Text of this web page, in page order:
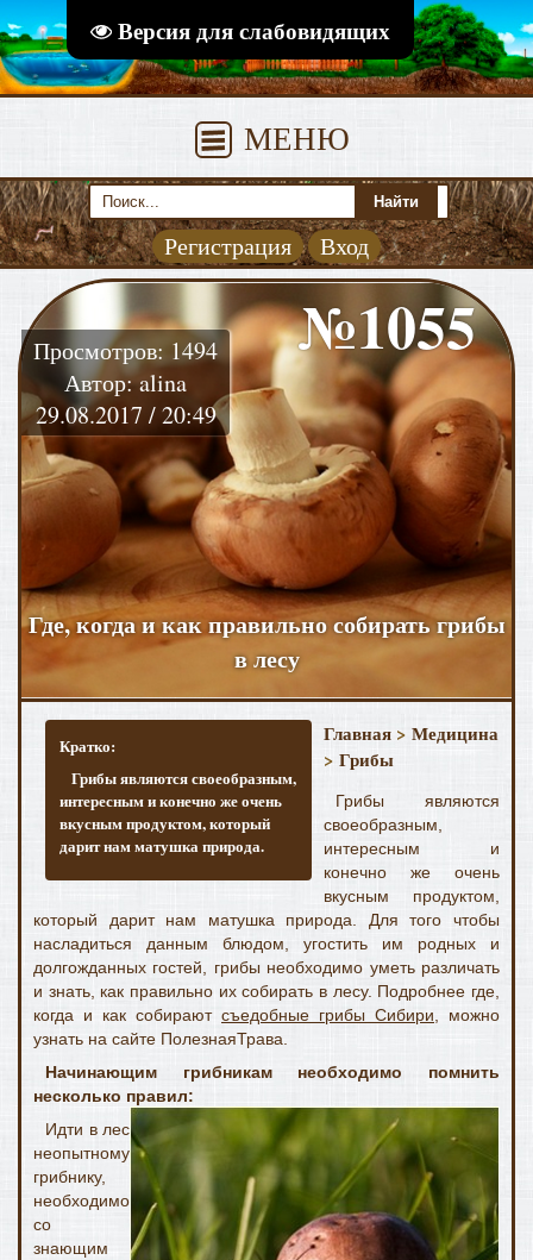
Версия для слабовидящих
МЕНЮ
Регистрация Вход
№1055
Просмотров: 1494
Автор: alina
29.08.2017 / 20:49
Где, когда и как правильно собирать грибы
в лесу
Кратко:
Грибы являются своеобразным,
интересным и конечно же очень
вкусным продуктом, который
дарит нам матушка природа.
Главная > Медицина
> Грибы
Грибы являются
своеобразным,
интересным и
конечно же очень
вкусным продуктом,
который дарит нам матушка природа. Для того чтобы
насладиться данным блюдом, угостить им родных и
долгожданных гостей, грибы необходимо уметь различать
и знать, как правильно их собирать в лесу. Подробнее где,
когда и как собирают съедобные грибы Сибири , можно
узнать на сайте ПолезнаяТрава.
Начинающим грибникам необходимо помнить
несколько правил:
Идти в лес
неопытному
грибнику,
необходимо
со
знающим